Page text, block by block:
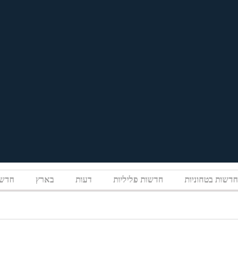
חדשות בטחוניות חדשות פליליות דעות בארץ